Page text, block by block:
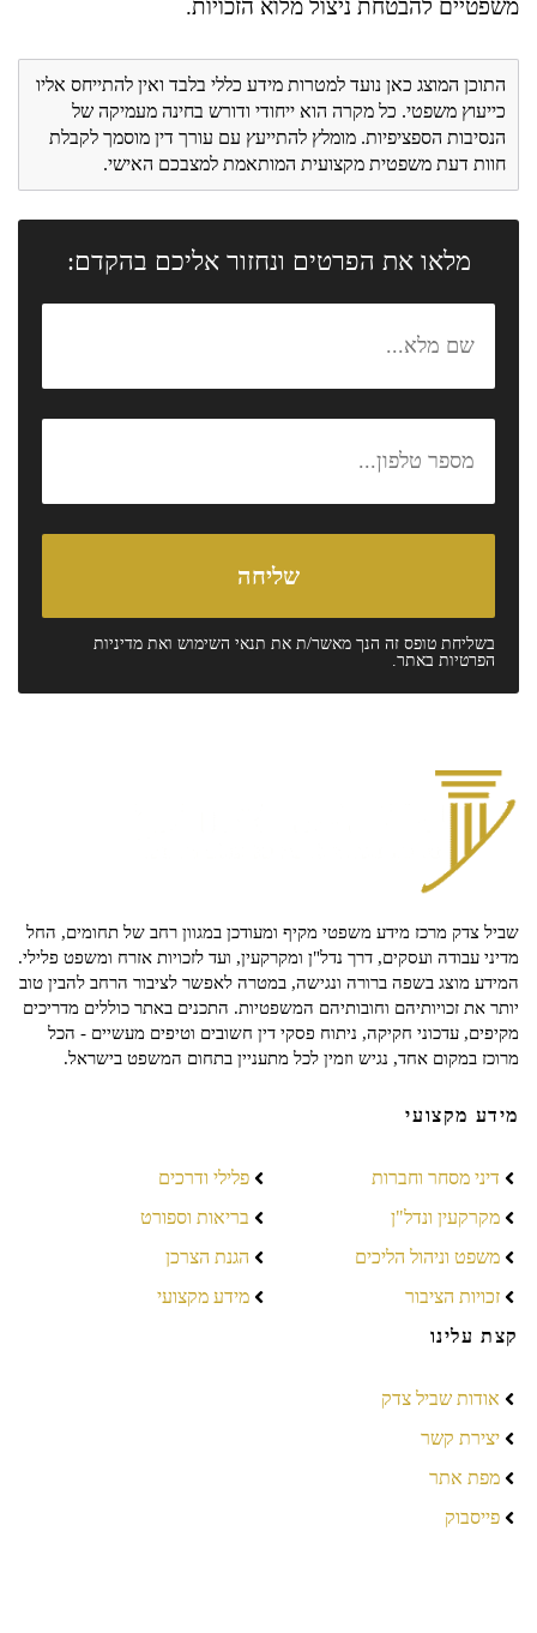
משפטיים להבטחת ניצול מלוא הזכויות.
התוכן המוצג כאן נועד למטרות מידע כללי בלבד ואין להתייחס אליו
כייעוץ משפטי. כל מקרה הוא ייחודי ודורש בחינה מעמיקה של
הנסיבות הספציפיות. מומלץ להתייעץ עם עורך דין מוסמך לקבלת
חוות דעת משפטית מקצועית המותאמת למצבכם האישי.
מלאו את הפרטים ונחזור אליכם בהקדם:
בשליחת טופס זה הנך מאשר/ת את תנאי השימוש ואת מדיניות
הפרטיות באתר.
שביל צדק מרכז מידע משפטי מקיף ומעודכן במגוון רחב של תחומים, החל
מדיני עבודה ועסקים, דרך נדל"ן ומקרקעין, ועד לזכויות אזרח ומשפט פלילי.
המידע מוצג בשפה ברורה ונגישה, במטרה לאפשר לציבור הרחב להבין טוב
יותר את זכויותיהם וחובותיהם המשפטיות. התכנים באתר כוללים מדריכים
מקיפים, עדכוני חקיקה, ניתוח פסקי דין חשובים וטיפים מעשיים - הכל
מרוכז במקום אחד, נגיש וזמין לכל מתעניין בתחום המשפט בישראל.
מידע מקצועי
דיני מסחר וחברות
מקרקעין ונדל"ן
משפט וניהול הליכים
זכויות הציבור
פלילי ודרכים
בריאות וספורט
הגנת הצרכן
מידע מקצועי
קצת עלינו
אודות שביל צדק
יצירת קשר
מפת אתר
פייסבוק